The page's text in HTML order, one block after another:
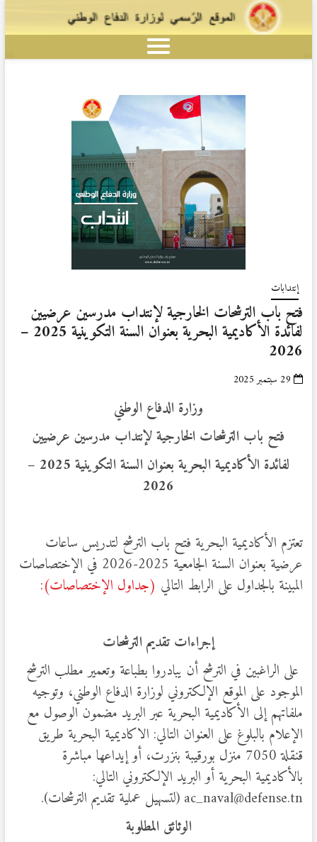
إنتدابات
فتح باب الترشحات الخارجية لإنتداب مدرسين عرضيين
لفائدة الأكاديمية البحرية بعنوان السنة التكوينية 2025 –
2026
29 سبتمبر 2025
وزارة الدفاع الوطني
فتح باب الترشحات الخارجية لإنتداب مدرسين عرضيين
لفائدة الأكاديمية البحرية بعنوان السنة التكوينية 2025 –
2026
تعتزم الأكاديمية البحرية فتح باب الترشح لتدريس ساعات
عرضية بعنوان السنة الجامعية 2025-2026 في الإختصاصات
المبينة بالجداول على الرابط التالي (جداول الإختصاصات):
إجراءات تقديم الترشحات
على الراغبين في الترشح أن يبادروا بطباعة وتعمير مطلب الترشح
الموجود على الموقع الإلكتروني لوزارة الدفاع الوطني، وتوجيه
ملفاتهم إلى الأكاديمية البحرية عبر البريد مضمون الوصول مع
الإعلام بالبلوغ على العنوان التالي: الاكاديمية البحرية طريق
قنقلة 7050 منزل بورقيبة بنزرت، أو إيداعها مباشرة
بالأكاديمية البحرية أو البريد الإلكتروني التالي:
ac_naval@defense.tn (لتسهيل عملية تقديم الترشحات).
الوثائق المطلوبة